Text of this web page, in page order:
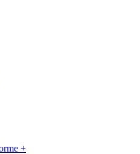
+